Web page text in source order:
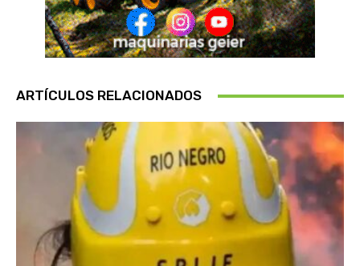
ARTÍCULOS RELACIONADOS